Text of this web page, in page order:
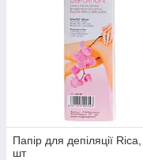
Папір для депіляції
шт